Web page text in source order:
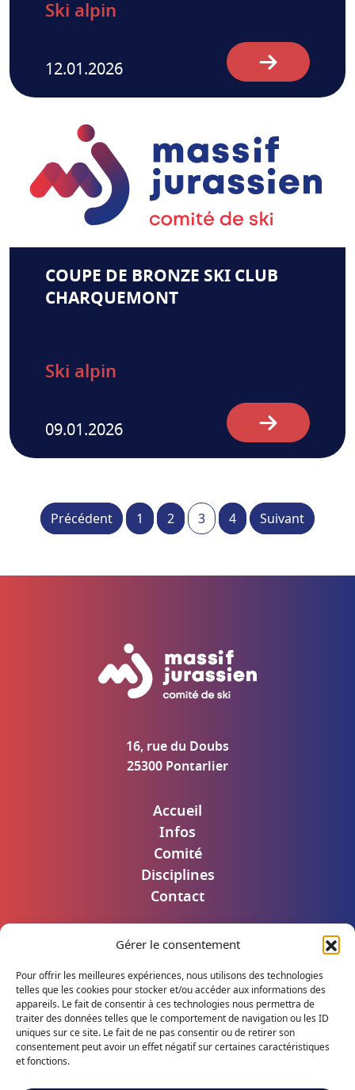
Gérer le consentement
Pour offrir les meilleures expériences, nous utilisons des technologies
telles que les cookies pour stocker et/ou accéder aux informations des
appareils. Le fait de consentir à ces technologies nous permettra de
traiter des données telles que le comportement de navigation ou les ID
uniques sur ce site. Le fait de ne pas consentir ou de retirer son
consentement peut avoir un effet négatif sur certaines caractéristiques
et fonctions.
Ski alpin
12.01.2026
COUPE DE BRONZE SKI CLUB
CHARQUEMONT
Ski alpin
09.01.2026
Précédent 1 2 3 4 Suivant
16, rue du Doubs
25300 Pontarlier
Accueil
Infos
Comité
Disciplines
Contact
Mentions légales
Accès utilisateur
Suivez notre actualité